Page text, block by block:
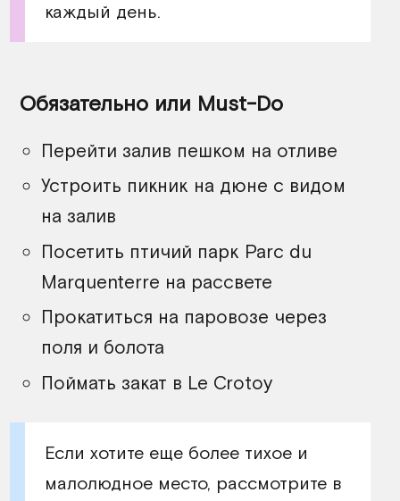
каждый день.
Обязательно или Must-Do
Перейти залив пешком на отливе
Устроить пикник на дюне с видом
на залив
Посетить птичий парк Parc du
Marquenterre на рассвете
Прокатиться на паровозе через
поля и болота
Поймать закат в Le Crotoy
Если хотите еще более тихое и
малолюдное место, рассмотрите в